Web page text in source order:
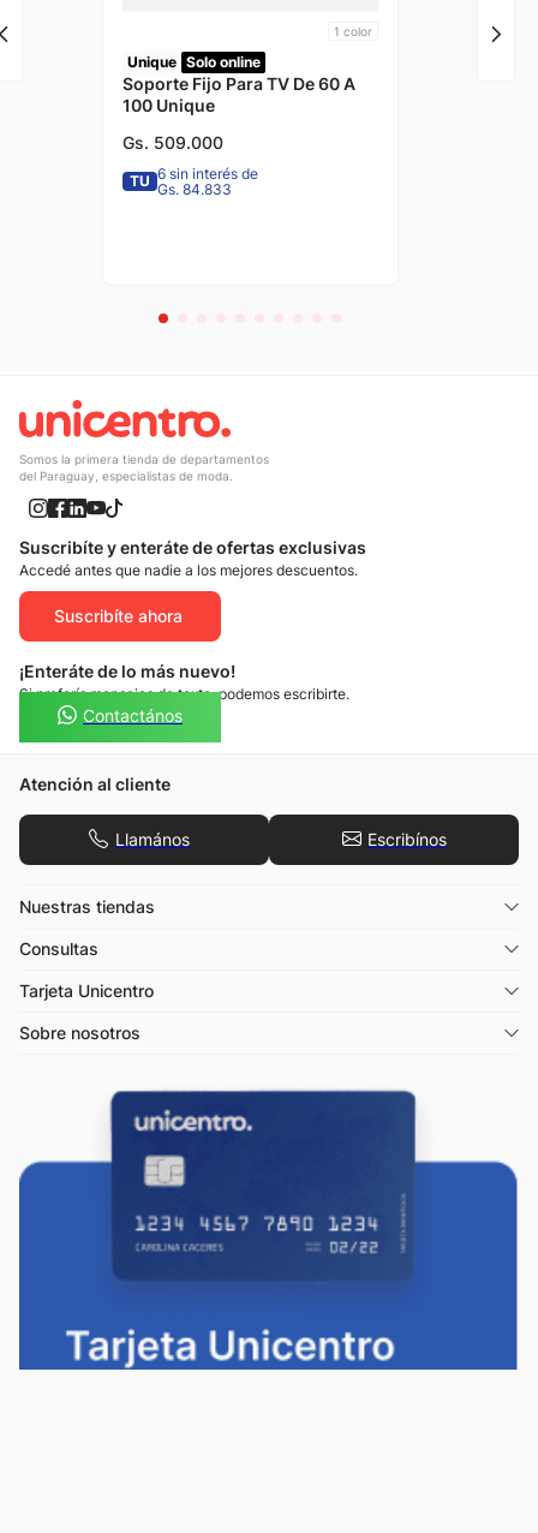
1 color
Unique Solo online
Soporte Fijo Para TV De 60 A
100 Unique
Gs. 509.000
TU 6 sin interés de
Gs. 84.833
Somos la primera tienda de departamentos
del Paraguay, especialistas de moda.
Suscribíte y enteráte de ofertas exclusivas
Accedé antes que nadie a los mejores descuentos.
Suscribíte ahora
¡Enteráte de lo más nuevo!
Si preferís mensajes de texto, podemos escribirte.
Contactános
Atención al cliente
Llamános Escribínos
Nuestras tiendas
Consultas
Tarjeta Unicentro
Sobre nosotros